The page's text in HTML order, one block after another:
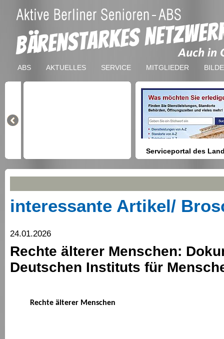
ABS AKTUELLES SERVICE MITGLIEDER
Serviceportal des
Berlin
Anmeldung bei Ämtern usw.
interessante Artikel/
24.01.2026
Rechte älterer Menschen:
Deutschen Instituts für
Rechte älterer Menschen